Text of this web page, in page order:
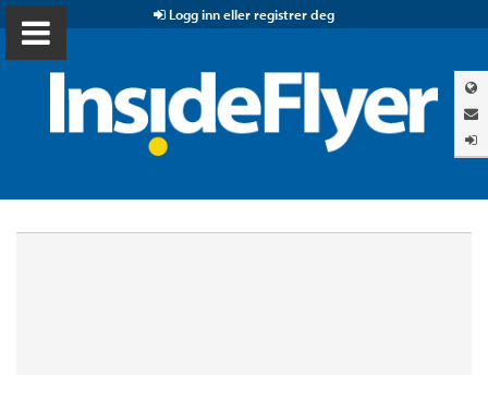
Logg inn eller registrer deg